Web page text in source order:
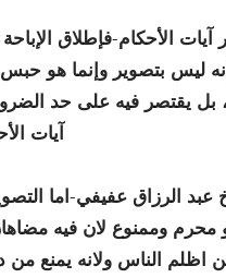
الأحكام-فإطلاق
ليس بتصوير وإنما هو
، بل يقتصر فيه على حد
آيات
عبد الرزاق عفيفي-اما
محرم وممنوع لان فيه
اظلم الناس ولانه يمنع من